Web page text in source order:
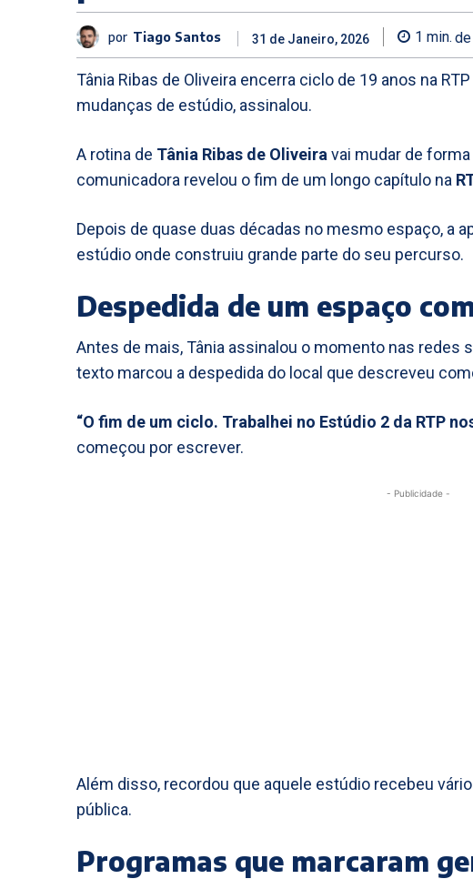
por Tiago Santos 31 de Janeiro, 2026 1 min.
Tânia Ribas de Oliveira encerra ciclo de 19 anos na
mudanças de estúdio, assinalou.
A rotina de Tânia Ribas de Oliveira vai mudar de
comunicadora revelou o fim de um longo capítulo na
Depois de quase duas décadas no mesmo espaço, a
estúdio onde construiu grande parte do seu percurso.
Despedida de um espaço
Antes de mais, Tânia assinalou o momento nas redes
texto marcou a despedida do local que descreveu
“O fim de um ciclo. Trabalhei no Estúdio 2 da RTP
começou por escrever.
- Publicidade -
Além disso, recordou que aquele estúdio recebeu
pública.
Programas que marcaram